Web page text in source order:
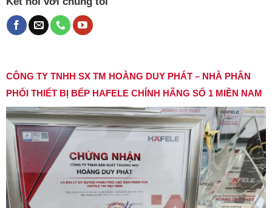
CÔNG TY TNHH SX TM HOÀNG DUY PHÁT – NHÀ PHÂN
PHỐI THIẾT BỊ BẾP HAFELE CHÍNH HÃNG SỐ 1 MIỀN NAM